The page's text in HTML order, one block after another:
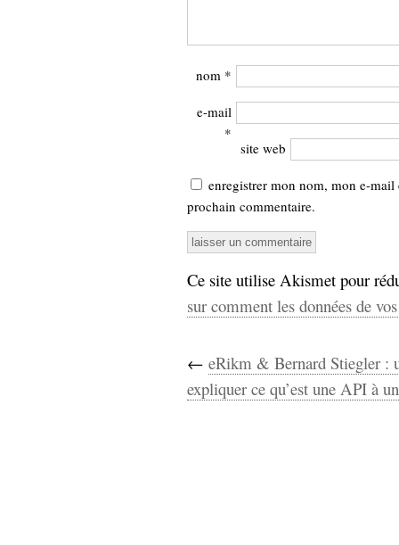
nom *
e-mail
*
site web
enregistrer mon nom, mon e-
prochain commentaire.
Ce site utilise Akismet pour
sur comment les données de
← eRikm & Bernard Stiegler :
expliquer ce qu’est une API à